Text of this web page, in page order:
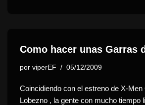
Como hacer unas Garras
por viperEF 05/12/2009
Coincidiendo con el estreno de X-Men
Lobezno , la gente con mucho tiempo